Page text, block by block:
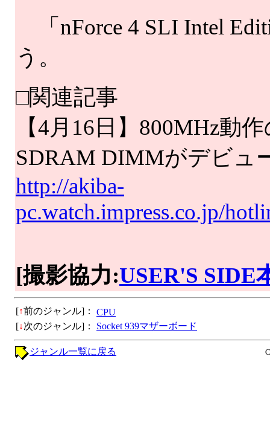
「nForce 4 SLI Intel
う。
□関連記事
【4月16日】800MHz動
SDRAM DIMMがデビュ
http://akiba-
pc.watch.impress.co.jp/
[撮影協力:USER'S SIDE
[↑前のジャンル]：
CPU
[↓次のジャンル]： Socket 939マザーボード
ジャンル一覧に戻る